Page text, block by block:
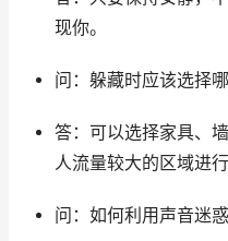
现你。
问：躲藏时应该选择哪
答：可以选择家具、
人流量较大的区域进行
问：如何利用声音迷惑